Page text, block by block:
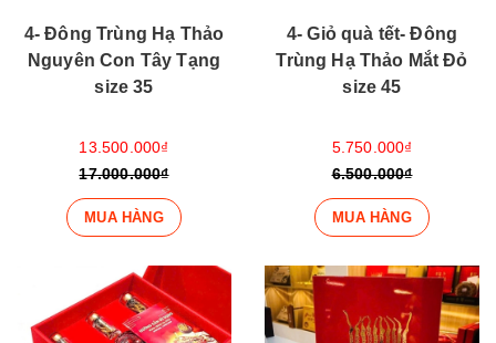
4- Đông Trùng Hạ Thảo
Nguyên Con Tây Tạng
size 35
13.500.000₫
17.000.000₫
MUA HÀNG
4- Giỏ quà tết- Đông
Trùng Hạ Thảo Mắt Đỏ
size 45
5.750.000₫
6.500.000₫
MUA HÀNG